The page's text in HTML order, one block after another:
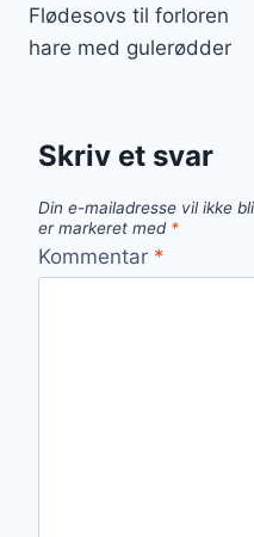
Flødesovs til forloren
hare med gulerødder
Skriv et svar
Din e-mailadresse vil ikke
er markeret med *
Kommentar *